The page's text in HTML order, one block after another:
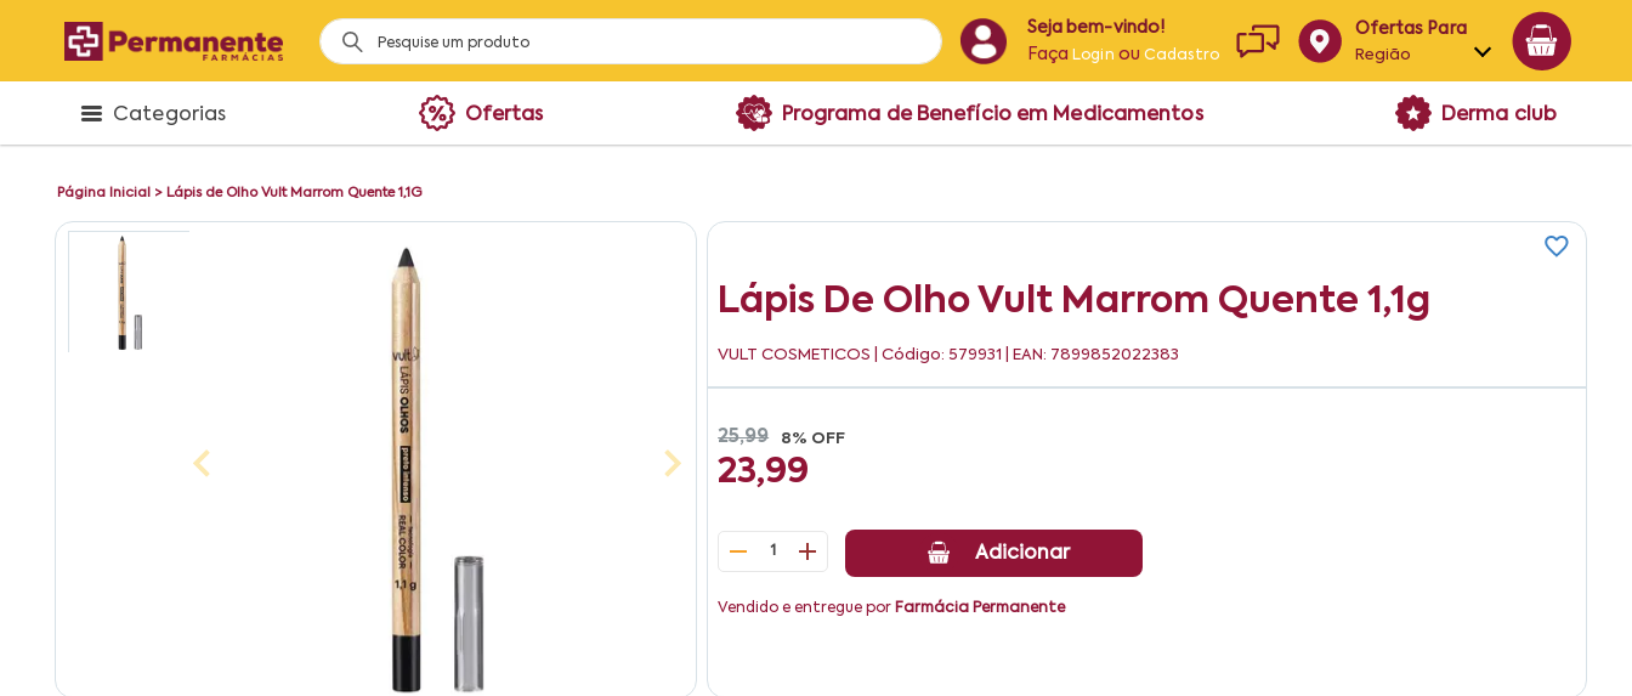
Seja bem-vindo!
Faça Login ouCadastro
Ofertas Para
Região
Alagoas
Categorias Ofertas Programa de Benefício em Medicamentos Derma club
Página Inicial > Lápis de Olho Vult Marrom Quente 1,1G
Lápis De Olho Vult Marrom Quente 1,1g
VULT COSMETICOS | Código: 579931 | EAN: 7899852022383
25,99 8% OFF
23,99
1 Adicionar
Vendido e entregue por Farmácia Permanente